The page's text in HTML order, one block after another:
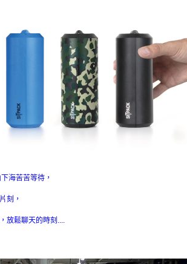
海苦苦等待，
刻，
放鬆聊天的時刻....